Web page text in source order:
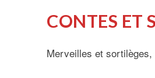
CONTES ET
Merveilles et